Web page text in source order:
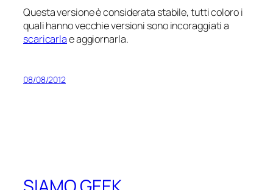
Questa versione è considerata stabile, tutti coloro i
quali hanno vecchie versioni sono incoraggiati a
scaricarlae aggiornarla.
08/08/2012